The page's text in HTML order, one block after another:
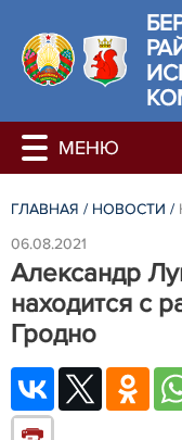
ГЛАВНАЯ / НОВОСТИ /
06.08.2021
Александр
находится с
Гродно